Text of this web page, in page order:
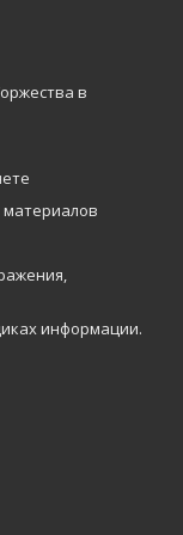
в
информации.